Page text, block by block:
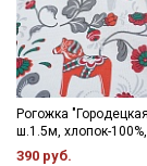
Рогожка
ш.1.5м, хлопок-
390 руб.